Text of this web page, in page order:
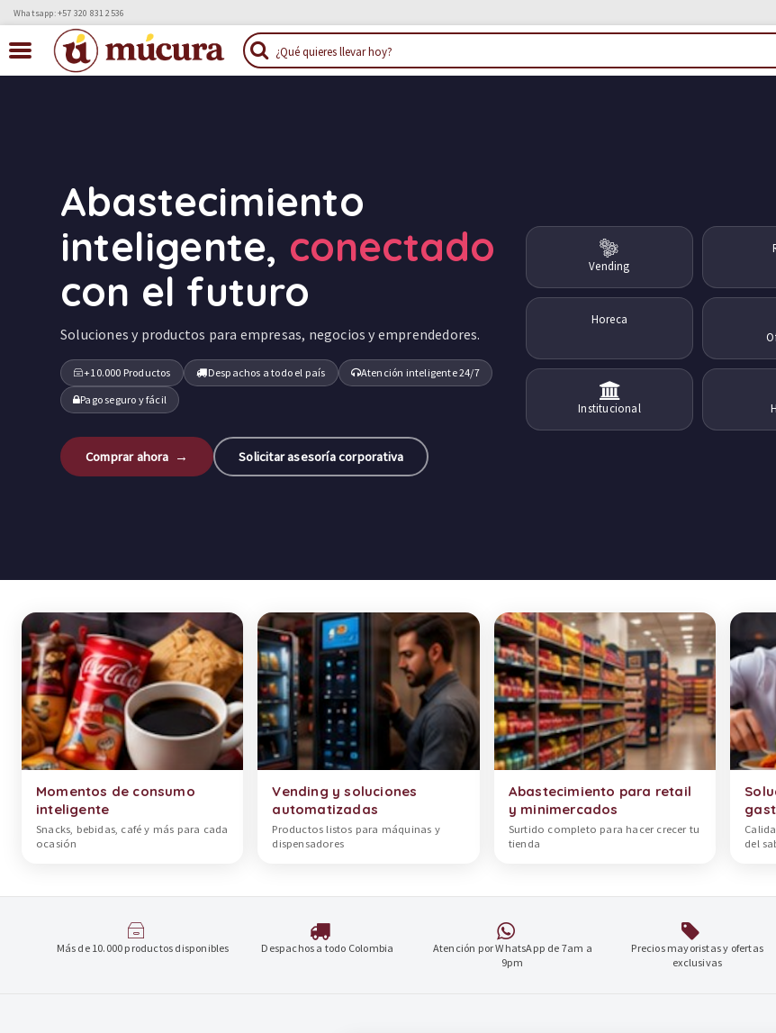
Whatsapp: +57 320 831 2536
Abastecimiento
inteligente, conectado
con el futuro
Soluciones y productos para empresas, negocios y emprendedores.
+10.000 Productos Despachos a todo el país
Atención inteligente 24/7
Pago seguro y fácil
Comprar ahora → Solicitar asesoría corporativa
Vending
Horeca
Institucional
Categorías de productos
Momentos de consumo
inteligente
Snacks, bebidas, café y más para cada
ocasión
Vending y soluciones
automatizadas
Productos listos para máquinas y
dispensadores
Abastecimiento para retail
y minimercados
Surtido completo para hacer crecer tu
tienda
del
Más de 10.000 productos disponibles Despachos a todo Colombia
Atención por WhatsApp de 7am a
9pm
Precios mayoristas y ofertas
exclusivas